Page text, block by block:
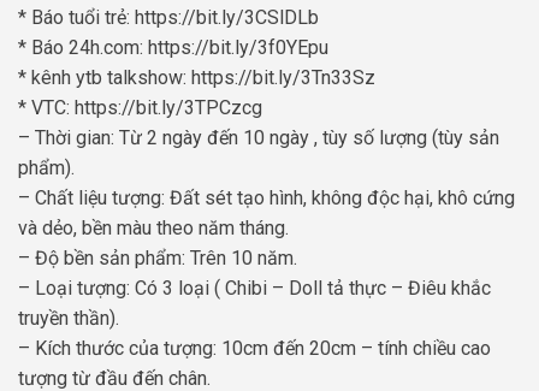
* Báo tuổi trẻ: https://bit.ly/3CSlDLb
* Báo 24h.com: https://bit.ly/3f0YEpu
* kênh ytb talkshow: https://bit.ly/3Tn33Sz
* VTC: https://bit.ly/3TPCzcg
– Thời gian: Từ 2 ngày đến 10 ngày , tùy số lượng (tùy sản
phẩm).
– Chất liệu tượng: Đất sét tạo hình, không độc hại, khô cứng
và dẻo, bền màu theo năm tháng.
– Độ bền sản phẩm: Trên 10 năm.
– Loại tượng: Có 3 loại ( Chibi – Doll tả thực – Điêu khắc
truyền thần).
– Kích thước của tượng: 10cm đến 20cm – tính chiều cao
tượng từ đầu đến chân.